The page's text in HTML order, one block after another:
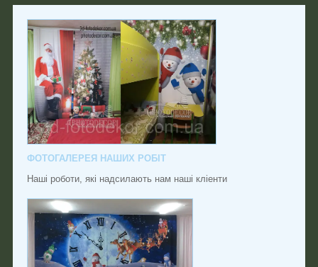
ФОТОГАЛЕРЕЯ НАШИХ РОБІТ
Наші роботи, які надсилають нам наші кліенти